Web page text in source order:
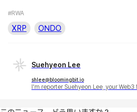
#RWA
XRP ONDO
Suehyeon Lee
shlee@bloomingbit.io
I'm reporter Suehyeon Lee, your Web3